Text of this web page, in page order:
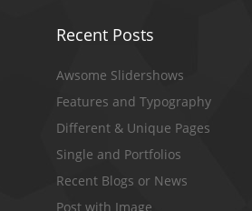
Recent Posts
Awsome Slidershows
Features and Typography
Different & Unique Pages
Single and Portfolios
Recent Blogs or News
Post with Image